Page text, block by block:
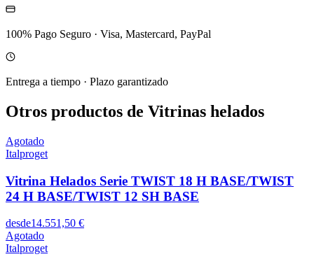
100% Pago Seguro · Visa, Mastercard, PayPal
Entrega a tiempo · Plazo garantizado
Otros productos de Vitrinas helados
Agotado
Italproget
Vitrina Helados Serie TWIST 18 H BASE/TWIST
24 H BASE/TWIST 12 SH BASE
desde14.551,50 €
Agotado
Italproget